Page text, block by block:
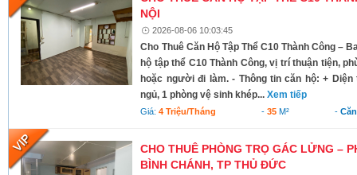
NỘI
2026-08-06 10:03:45
Cho Thuê Căn Hộ Tập Thể C10 Thành Công –
hộ tập thể C10 Thành Công, vị trí thuận tiện,
hoặc người đi làm. - Thông tin căn hộ: + Diện
ngủ, 1 phòng vệ sinh khép...Xem tiếp
Giá:4 Triệu/tháng -35 M² -
CHO THUÊ PHÒNG TRỌ GÁC LỬNG –
BÌNH CHÁNH, TP THỦ ĐỨC